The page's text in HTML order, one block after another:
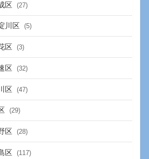
区 (27)
川区 (5)
区 (3)
区 (32)
区 (47)
(29)
区 (28)
区 (117)